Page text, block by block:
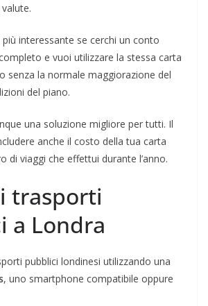
interessante se cerchi un conto
e vuoi utilizzare la stessa carta
senza la normale maggiorazione del
del piano.
una soluzione migliore per tutti. Il
anche il costo della tua carta
di viaggi che effettui durante l’anno.
trasporti
a Londra
pubblici londinesi utilizzando una
, uno smartphone compatibile oppure